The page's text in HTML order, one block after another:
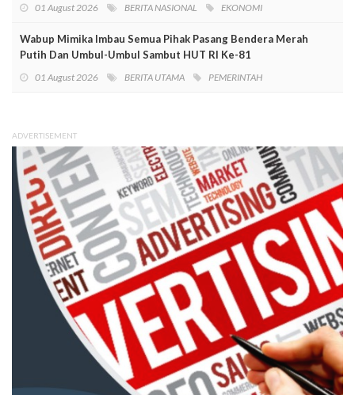
01 August 2026 BERITA NASIONAL EKONOMI
Wabup Mimika Imbau Semua Pihak Pasang Bendera Merah
Putih Dan Umbul-Umbul Sambut HUT RI Ke-81
01 August 2026 BERITA UTAMA PEMERINTAH
ADVERTISEMENT